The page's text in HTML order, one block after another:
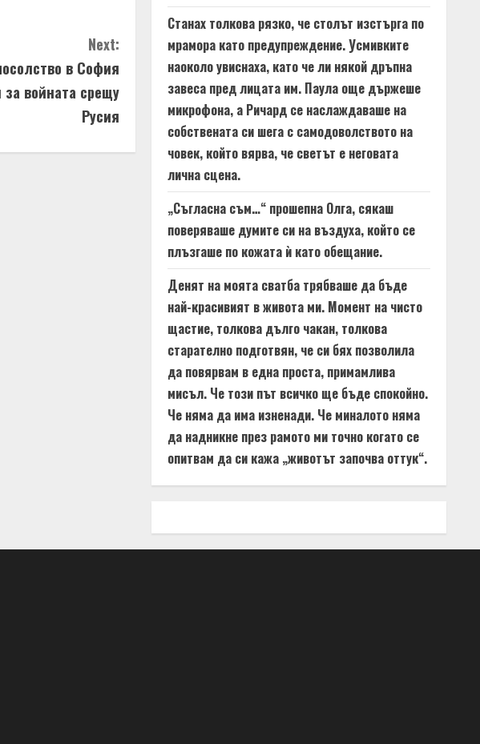
Next:
в София
войната срещу
Русия
Станах толкова рязко, че столът изстърга по
мрамора като предупреждение. Усмивките
наоколо увиснаха, като че ли някой дръпна
завеса пред лицата им. Паула още държеше
микрофона, а Ричард се наслаждаваше на
собствената си шега с самодоволството на
човек, който вярва, че светът е неговата
лична сцена.
„Съгласна съм…“ прошепна Олга, сякаш
поверяваше думите си на въздуха, който се
плъзгаше по кожата ѝ като обещание.
Денят на моята сватба трябваше да бъде
най-красивият в живота ми. Момент на чисто
щастие, толкова дълго чакан, толкова
старателно подготвян, че си бях позволила
да повярвам в една проста, примамлива
мисъл. Че този път всичко ще бъде спокойно.
Че няма да има изненади. Че миналото няма
да надникне през рамото ми точно когато се
опитвам да си кажа „животът започва оттук“.